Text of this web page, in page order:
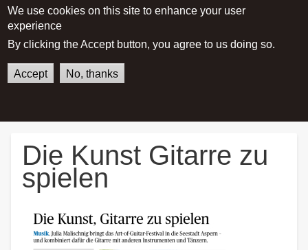
We use cookies on this site to enhance your user
experience
By clicking the Accept button, you agree to us doing so.
Accept No, thanks
Main menu
Home
Die Kunst Gitarre zu
spielen